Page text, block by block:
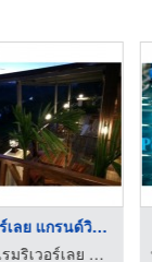
ริเวอร์เลย แกรนด์วิว ...
โรงแรมริเวอร์เลย แกรนด์วิว